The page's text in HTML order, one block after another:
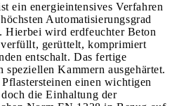
ein energieintensives Verfahren
Automatisierungsgrad
Hierbei wird erdfeuchter Beton
gerüttelt, komprimiert
entschalt. Das fertige
Kammern ausgehärtet.
einen wichtigen
die Einhaltung der